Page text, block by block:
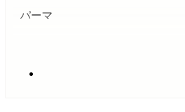
パーマ